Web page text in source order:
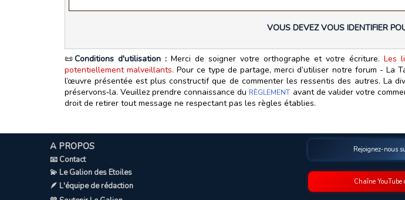
VOUS DEVEZ VOUS IDENTIFIER
📜Conditions d'utilisation :Merci de soigner votre orthographe et votre écriture.Les
potentiellement malveillants. Pour ce type de partage, merci d’utiliser notre forum - La
l’œuvre présentée est plus constructif que de commenter les ressentis des autres. La
préservons‑la. Veuillez prendre connaissance du RÈGLEMENT avant de valider votre
droit de retirer tout message ne respectant pas les règles établies.
A PROPOS
📧 Contact
💫 Le Galion des Etoiles
🪶 L'équipe de rédaction
Rejoignez-nous
Chaîne YouTube